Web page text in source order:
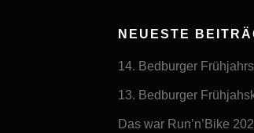
NEUESTE
14. Bedburger
13. Bedburger
Das war Run’n’Bike